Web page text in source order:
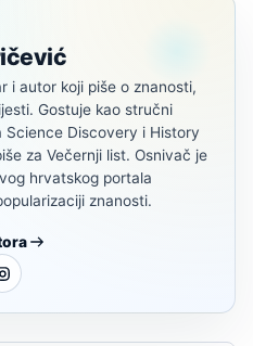
i autor koji piše o znanosti,
Gostuje kao stručni
Science Discovery i History
za Večernji list. Osnivač je
hrvatskog portala
znanosti.